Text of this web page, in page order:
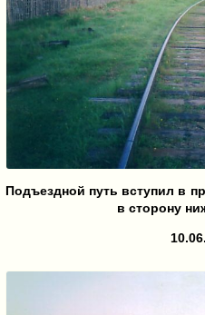
Подъездной путь вступил в
в сторону